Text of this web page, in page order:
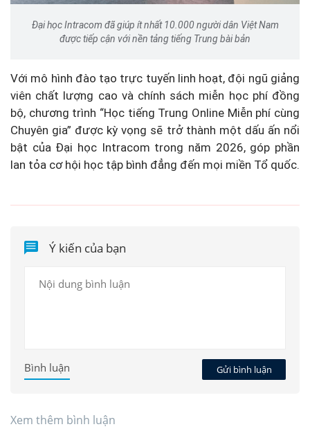
Đại học Intracom đã giúp ít nhất 10.000 người dân Việt Nam
được tiếp cận với nền tảng tiếng Trung bài bản
Với mô hình đào tạo trực tuyến linh hoạt, đội ngũ giảng
viên chất lượng cao và chính sách miễn học phí đồng
bộ, chương trình “Học tiếng Trung Online Miễn phí cùng
Chuyên gia” được kỳ vọng sẽ trở thành một dấu ấn nổi
bật của Đại học Intracom trong năm 2026, góp phần
lan tỏa cơ hội học tập bình đẳng đến mọi miền Tổ quốc.
Ý kiến của bạn
Gửi bình luận
Bình luận
Xem thêm bình luận